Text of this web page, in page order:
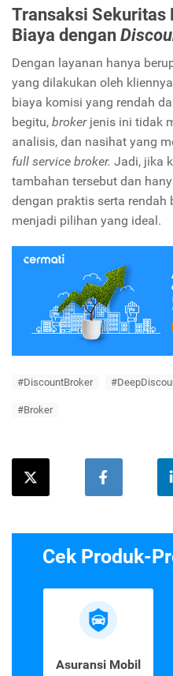
Transaksi Sekuritas
Biaya dengan
Dengan layanan hanya
yang dilakukan oleh
biaya komisi yang rendah
begitu, broker jenis ini tidak
analisis, dan nasihat yang
full service broker. Jadi, jika
tambahan tersebut dan
dengan praktis serta rendah
menjadi pilihan yang ideal.
#DiscountBroker
#Broker
Cek Produk-
Asuransi Mobil